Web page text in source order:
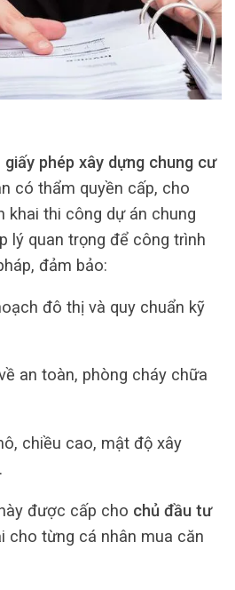
giấy phép xây dựng chung cư
có thẩm quyền cấp, cho
khai thi công dự án chung
lý quan trọng để công trình
đảm bảo:
đô thị và quy chuẩn kỹ
an toàn, phòng cháy chữa
chiều cao, mật độ xây
được cấp cho chủ đầu tư
cho từng cá nhân mua căn